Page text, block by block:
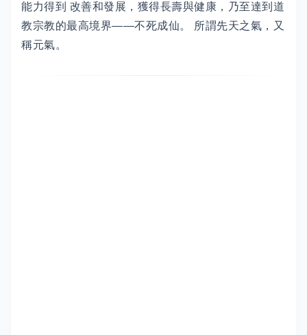
能力得到 改善和發展，獲得長壽與健康，乃至達到道
教宗教的最高境界——不死成仙。 所謂先天之氣，又
稱元氣。